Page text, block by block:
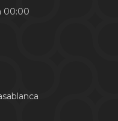
00:00